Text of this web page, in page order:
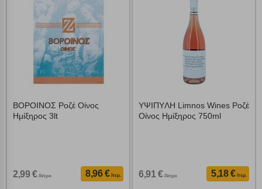
ΒΟΡΟΙΝΟΣ Ροζέ Οίνος
Ημίξηρος 3lt
2,99 € /λίτρο 8,96 € /τεμ.
ΥΨΙΠYΛΗ Limnos Wines Ροζέ
Οίνος Ημίξηρος 750ml
6,91 € /λίτρο 5,18 € /τεμ.